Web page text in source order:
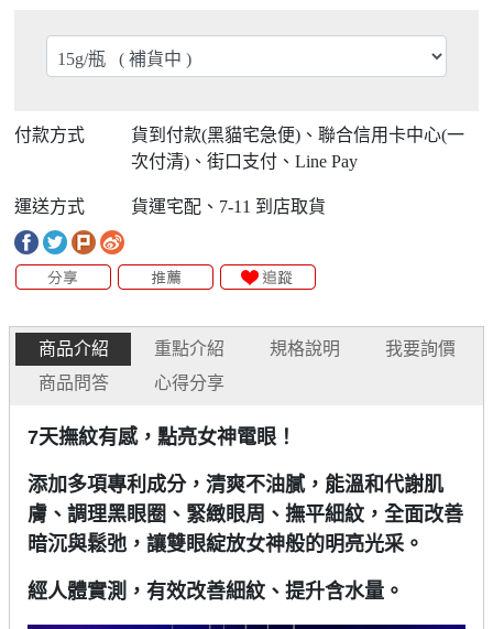
付款方式
貨到付款(黑貓宅急便)、聯合信用卡中心(一
次付清)、街口支付、Line Pay
運送方式 貨運宅配、7-11 到店取貨
商品介紹 重點介紹 規格說明
我要詢價
商品問答
心得分享
7天撫紋有感，點亮女神電眼！
添加多項專利成分，清爽不油膩，能溫和代謝肌
膚、調理黑眼圈、緊緻眼周、撫平細紋，全面改善
暗沉與鬆弛，讓雙眼綻放女神般的明亮光采。
經人體實測，有效改善細紋、提升含水量。